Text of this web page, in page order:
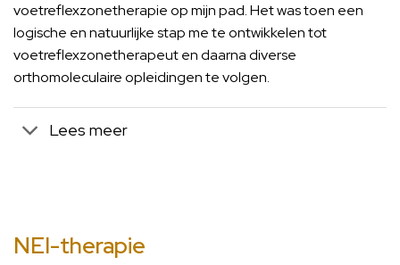
voetreflexzonetherapie op mijn pad. Het was toen een
logische en natuurlijke stap me te ontwikkelen tot
voetreflexzonetherapeut en daarna diverse
orthomoleculaire opleidingen te volgen.
Lees meer
NEI-therapie